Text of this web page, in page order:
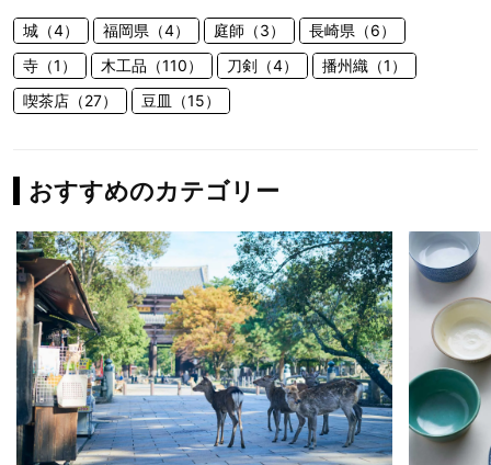
城（4） 福岡県（4） 庭師（3）
長崎県（6）
寺（1）
木工品（110） 刀剣（4）
播州織（1）
喫茶店（27）
豆皿（15）
おすすめのカテゴリー